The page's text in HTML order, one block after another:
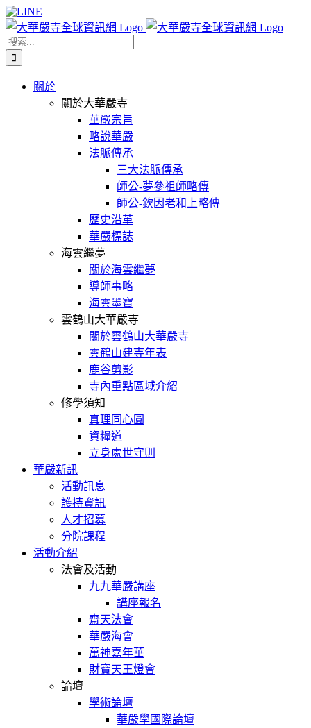
Skip
to
content
Facebook
X
WeChat
YouTube
LINE
搜
索
關於
關於大華嚴寺
華嚴宗旨
略說華嚴
法脈傳承
三大法脈傳承
師公-夢參祖師略傳
師公-欽因老和上略傳
歷史沿革
華嚴標誌
海雲繼夢
關於海雲繼夢
導師事略
海雲墨寶
雲鶴山大華嚴寺
關於雲鶴山大華嚴寺
雲鶴山建寺年表
鹿谷剪影
寺內重點區域介紹
修學須知
真理同心圓
資糧道
立身處世守則
華嚴新訊
活動訊息
護持資訊
人才招募
分院課程
活動介紹
法會及活動
九九華嚴講座
講座報名
齋天法會
華嚴海會
萬神嘉年華
財寶天王燈會
論壇
學術論壇
華嚴學國際論壇